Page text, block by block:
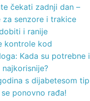
čekati zadnji dan –
za senzore i trakice
i ranije
kontrole kod
Kada su potrebne i
najkorisnije?
s dijabetesom tip
se ponovno rađa!